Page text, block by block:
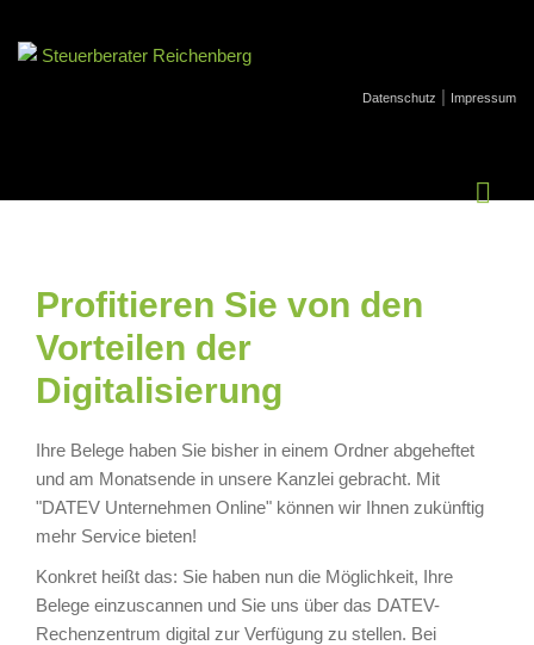
Datenschutz | Impressum
Profitieren Sie von den
Vorteilen der
Digitalisierung
Ihre Belege haben Sie bisher in einem Ordner abgeheftet
und am Monatsende in unsere Kanzlei gebracht. Mit
"DATEV Unternehmen Online" können wir Ihnen zukünftig
mehr Service bieten!
Konkret heißt das: Sie haben nun die Möglichkeit, Ihre
Belege einzuscannen und Sie uns über das DATEV-
Rechenzentrum digital zur Verfügung zu stellen. Bei